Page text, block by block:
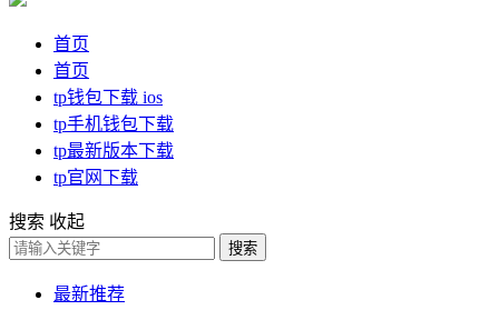
首页
首页
tp钱包下载 ios
tp手机钱包下载
tp最新版本下载
tp官网下载
搜索 收起
搜索
最新推荐